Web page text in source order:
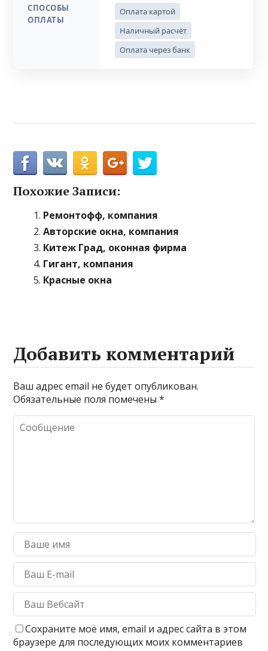
СПОСОБЫ
ОПЛАТЫ
Оплата картой
Наличный расчёт
Оплата через банк
Похожие Записи:
Ремонтофф, компания
Авторские окна, компания
Китеж Град, оконная фирма
Гигант, компания
Красные окна
Добавить комментарий
Ваш адрес email не будет опубликован.
Обязательные поля помечены*
Сохраните моё имя, email и адрес сайта в этом
браузере для последующих моих комментариев